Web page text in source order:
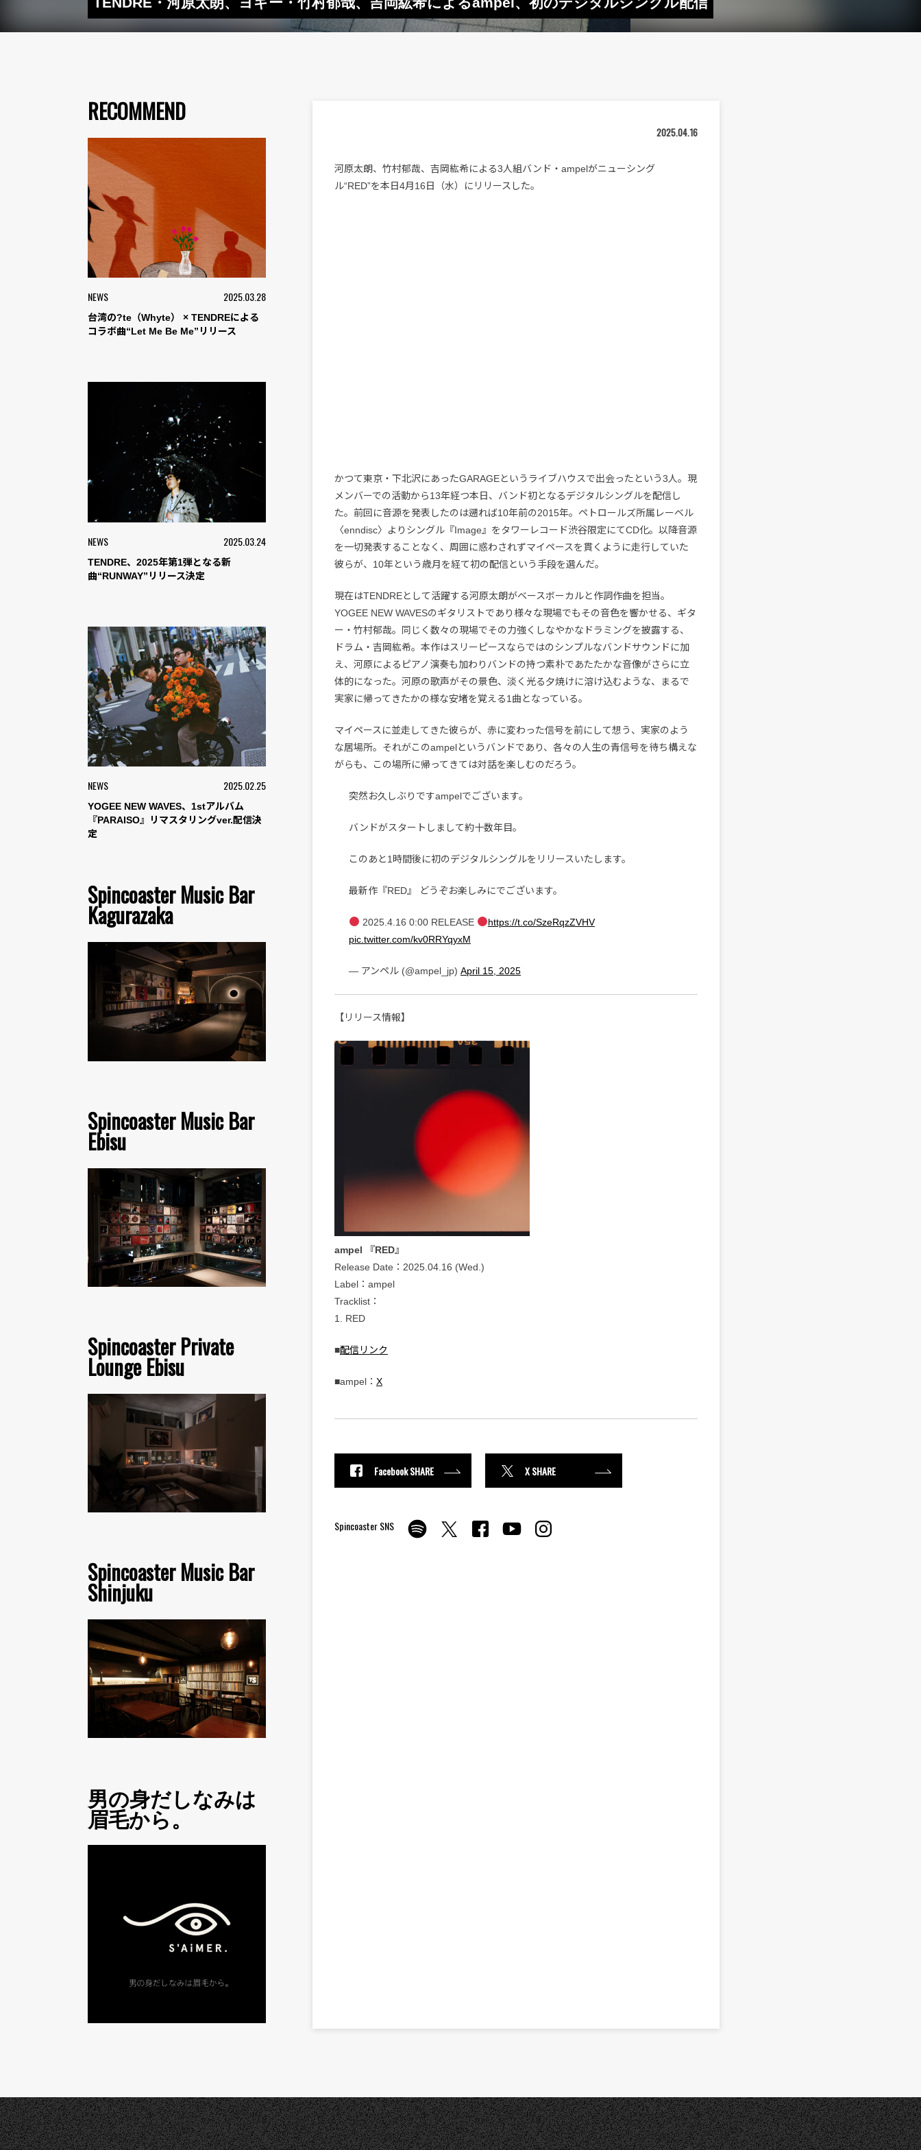
RECOMMEND
NEWS 2025.03.28
台湾の?te（Whyte） × TENDREによる
コラボ曲“Let Me Be Me”リリース
NEWS 2025.03.24
TENDRE、2025年第1弾となる新
曲“RUNWAY”リリース決定
NEWS 2025.02.25
YOGEE NEW WAVES、1stアルバム
『PARAISO』リマスタリングver.配信決
定
Spincoaster Music Bar
Kagurazaka
Spincoaster Music Bar
Ebisu
Spincoaster Private
Lounge Ebisu
Spincoaster Music Bar
Shinjuku
男の身だしなみは
眉毛から。
2025.04.16
河原太朗、竹村郁哉、吉岡紘希による3人組バンド・ampelがニューシング
ル“RED”を本日4月16日（水）にリリースした。
かつて東京・下北沢にあったGARAGEというライブハウスで出会ったという3人。現
メンバーでの活動から13年経つ本日、バンド初となるデジタルシングルを配信し
た。前回に音源を発表したのは遡れば10年前の2015年。ペトロールズ所属レーベル
〈enndisc〉よりシングル『Image』をタワーレコード渋谷限定にてCD化。以降音源
を一切発表することなく、周囲に惑わされずマイペースを貫くように走行していた
彼らが、10年という歳月を経て初の配信という手段を選んだ。
現在はTENDREとして活躍する河原太朗がベースボーカルと作詞作曲を担当。
YOGEE NEW WAVESのギタリストであり様々な現場でもその音色を響かせる、ギタ
ー・竹村郁哉。同じく数々の現場でその力強くしなやかなドラミングを披露する、
ドラム・吉岡紘希。本作はスリーピースならではのシンプルなバンドサウンドに加
え、河原によるピアノ演奏も加わりバンドの持つ素朴であたたかな音像がさらに立
体的になった。河原の歌声がその景色、淡く光る夕焼けに溶け込むような、まるで
実家に帰ってきたかの様な安堵を覚える1曲となっている。
マイペースに並走してきた彼らが、赤に変わった信号を前にして想う、実家のよう
な居場所。それがこのampelというバンドであり、各々の人生の青信号を待ち構えな
がらも、この場所に帰ってきては対話を楽しむのだろう。
突然お久しぶりですampelでございます。
バンドがスタートしまして約十数年目。
このあと1時間後に初のデジタルシングルをリリースいたします。
最新作『RED』 どうぞお楽しみにでございます。
2025.4.16 0:00 RELEASE
https://t.co/SzeRqzZVHV
pic.twitter.com/kv0RRYqyxM
— アンペル (@ampel_jp) April 15, 2025
【リリース情報】
ampel 『RED』
Release Date：2025.04.16 (Wed.)
Label：ampel
Tracklist：
1. RED
■配信リンク
■ampel： X
Facebook SHARE X SHARE
Spincoaster SNS